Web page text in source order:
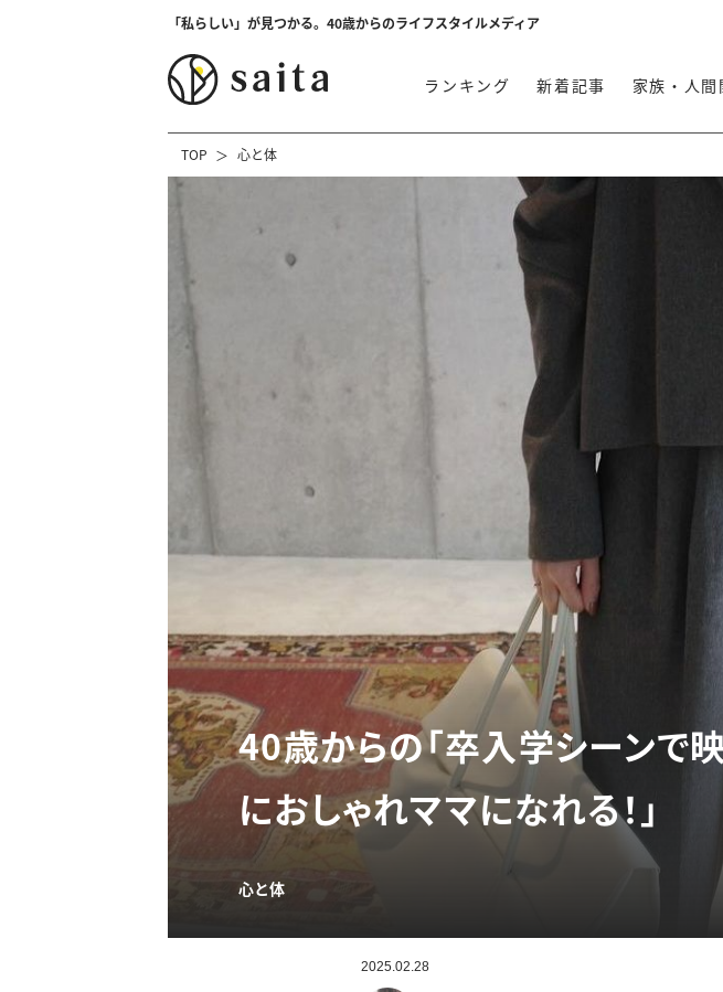
「私らしい」が見つかる。40歳からのライフスタイルメディア
ランキング 新着記事 家族・人間
TOP 心と体
40歳からの「卒入学シーンで
におしゃれママになれる！」
心と体
2025.02.28